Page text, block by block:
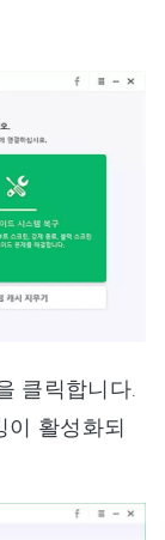
클릭합니다.
이 활성화되